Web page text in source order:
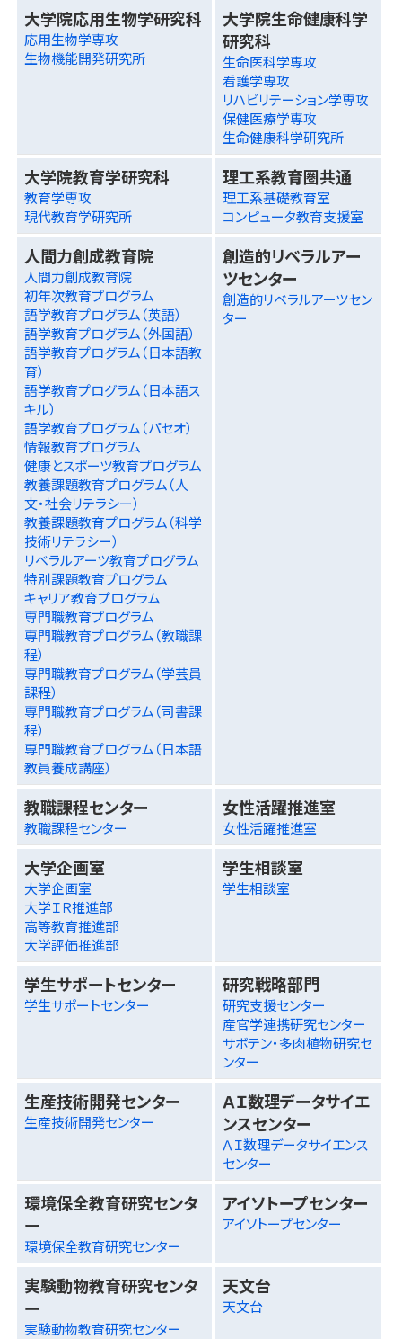
大学院応用生物学研究科
応用生物学専攻
生物機能開発研究所
大学院生命健康科学
研究科
生命医科学専攻
看護学専攻
リハビリテーション学専攻
保健医療学専攻
生命健康科学研究所
大学院教育学研究科
教育学専攻
現代教育学研究所
理工系教育圏共通
理工系基礎教育室
コンピュータ教育支援室
人間力創成教育院
人間力創成教育院
初年次教育プログラム
語学教育プログラム（英語）
語学教育プログラム（外国語）
語学教育プログラム（日本語教
育）
語学教育プログラム（日本語ス
キル）
語学教育プログラム（パセオ）
情報教育プログラム
健康とスポーツ教育プログラム
教養課題教育プログラム（人
文・社会リテラシー）
教養課題教育プログラム（科学
技術リテラシー）
リベラルアーツ教育プログラム
特別課題教育プログラム
キャリア教育プログラム
専門職教育プログラム
専門職教育プログラム（教職課
程）
専門職教育プログラム（学芸員
課程）
専門職教育プログラム（司書課
程）
専門職教育プログラム（日本語
教員養成講座）
創造的リベラルアー
ツセンター
創造的リベラルアーツセン
ター
教職課程センター
教職課程センター
女性活躍推進室
女性活躍推進室
大学企画室
大学企画室
大学ＩＲ推進部
高等教育推進部
大学評価推進部
学生相談室
学生相談室
学生サポートセンター
学生サポートセンター
研究戦略部門
研究支援センター
産官学連携研究センター
サボテン・多肉植物研究セ
ンター
生産技術開発センター
生産技術開発センター
ＡＩ数理データサイエ
ンスセンター
ＡＩ数理データサイエンス
センター
環境保全教育研究センタ
ー
環境保全教育研究センター
アイソトープセンター
アイソトープセンター
実験動物教育研究センタ
ー
実験動物教育研究センター
天文台
天文台